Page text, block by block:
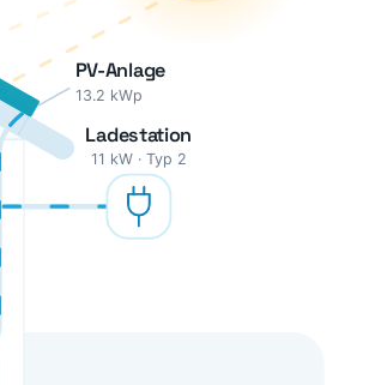
Ladestation
11 kW · Typ 2
PV-Anlage
13.2 kWp